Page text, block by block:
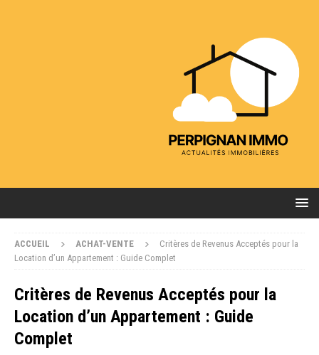
ACCUEIL ACHAT-VENTE
Critères de Revenus Acceptés pour la
Location d’un Appartement : Guide Complet
Critères de Revenus Acceptés pour la
Location d’un Appartement : Guide
Complet